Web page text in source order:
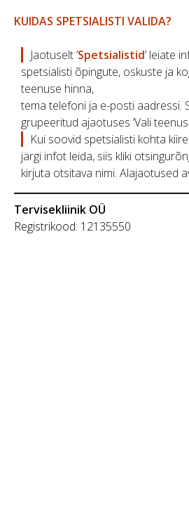
KUIDAS SPETSIALISTI VALIDA?
Jaotuselt ’Spetsialistid’ leiate
spetsialisti õpingute, oskuste ja
teenuse hinna,
tema telefoni ja e-posti aadressi.
grupeeritud ajaotuses ’Vali
Kui soovid spetsialisti kohta
järgi infot leida, siis kliki
kirjuta otsitava nimi. Alajaotused
Tervisekliinik OÜ
Registrikood: 12135550